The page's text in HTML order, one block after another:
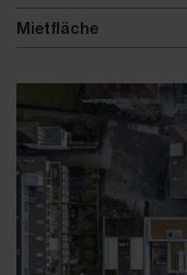
Mietfläche